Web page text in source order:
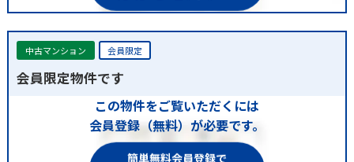
中古マンション 会員限定
会員限定物件です
この物件をご覧いただくには
会員登録（無料）が必要です。
簡単無料会員登録で